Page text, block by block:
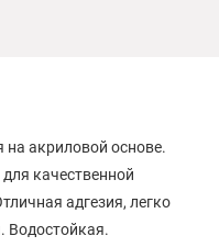
на акриловой основе.
качественной
адгезия, легко
Водостойкая.